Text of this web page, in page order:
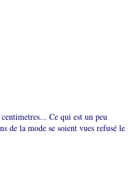
Ce qui est un peu
de la mode se soient vues refusé le